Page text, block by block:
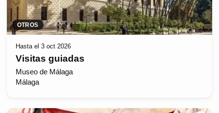
OTROS
Hasta el 3 oct 2026
Visitas guiadas
Museo de Málaga
Málaga